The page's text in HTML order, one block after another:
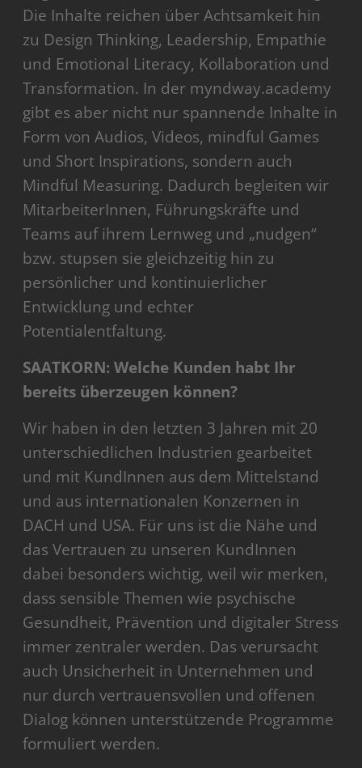
Die Inhalte reichen über Achtsamkeit hin
zu Design Thinking, Leadership, Empathie
und Emotional Literacy, Kollaboration und
Transformation. In der myndway.academy
gibt es aber nicht nur spannende Inhalte in
Form von Audios, Videos, mindful Games
und Short Inspirations, sondern auch
Mindful Measuring. Dadurch begleiten wir
MitarbeiterInnen, Führungskräfte und
Teams auf ihrem Lernweg und „nudgen“
bzw. stupsen sie gleichzeitig hin zu
persönlicher und kontinuierlicher
Entwicklung und echter
Potentialentfaltung.
SAATKORN: Welche Kunden habt Ihr
bereits überzeugen können?
Wir haben in den letzten 3 Jahren mit 20
unterschiedlichen Industrien gearbeitet
und mit KundInnen aus dem Mittelstand
und aus internationalen Konzernen in
DACH und USA. Für uns ist die Nähe und
das Vertrauen zu unseren KundInnen
dabei besonders wichtig, weil wir merken,
dass sensible Themen wie psychische
Gesundheit, Prävention und digitaler Stress
immer zentraler werden. Das verursacht
auch Unsicherheit in Unternehmen und
nur durch vertrauensvollen und offenen
Dialog können unterstützende Programme
formuliert werden.